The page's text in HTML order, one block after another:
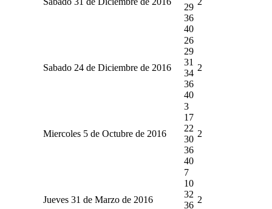
29
36
40
Sabado 24 de Diciembre de 2016
26
29
31
34
36
40
2
Miercoles 5 de Octubre de 2016
3
17
22
30
36
40
2
Jueves 31 de Marzo de 2016
7
10
32
36
2